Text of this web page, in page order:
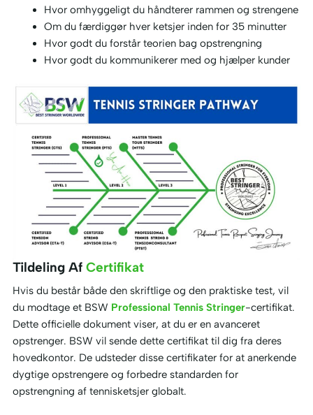
Hvor omhyggeligt du håndterer rammen og strengene
Om du færdiggør hver ketsjer inden for 35 minutter
Hvor godt du forstår teorien bag opstrengning
Hvor godt du kommunikerer med og hjælper kunder
Tildeling Af Certifikat
Hvis du består både den skriftlige og den praktiske test, vil
du modtage et BSW Professional Tennis Stringer-certifikat.
Dette officielle dokument viser, at du er en avanceret
opstrenger. BSW vil sende dette certifikat til dig fra deres
hovedkontor. De udsteder disse certifikater for at anerkende
dygtige opstrengere og forbedre standarden for
opstrengning af tennisketsjer globalt.